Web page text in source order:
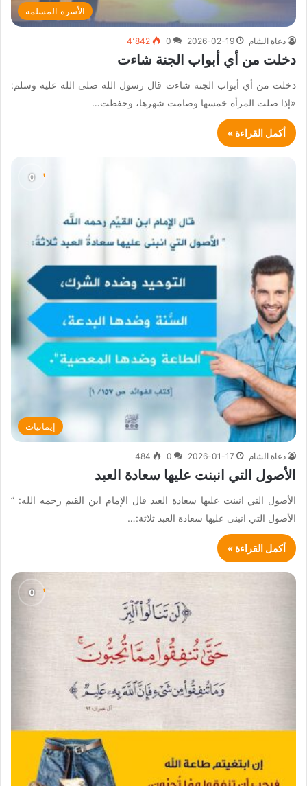
الأسرة المسلمة
دعاة الشام 2026-02-19
0 4٬842
دخلت من أي أبواب الجنة شاءت
دخلت من أي أبواب الجنة شاءت قال رسول الله صلى الله عليه وسلم:
«إذا صلت المرأة خمسها وصامت شهرها، وحفظت…
أكمل القراءة »
إيمانيات
دعاة الشام 2026-01-17
0
484
الأصول التي انبنت عليها سعادة العبد
الأصول التي انبنت عليها سعادة العبد ‏قال الإمام ابن القيم رحمه الله: ‏”
الأصول التي انبنى عليها سعادة العبد ثلاثة:…
أكمل القراءة »